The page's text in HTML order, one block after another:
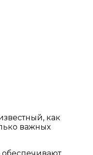
как
важных